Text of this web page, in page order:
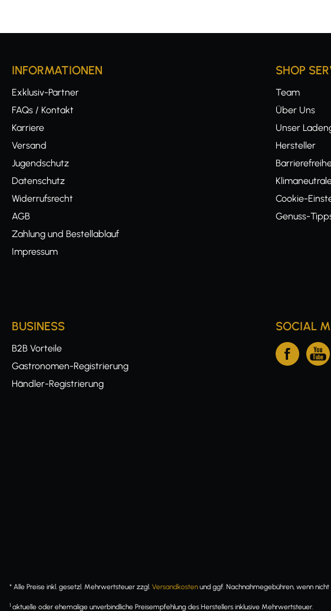
INFORMATIONEN
Exklusiv-Partner
FAQs / Kontakt
Karriere
Versand
Jugendschutz
Datenschutz
Widerrufsrecht
AGB
Zahlung und Bestellablauf
Impressum
SHOP
Team
Über Uns
Unser
Hersteller
Cookie-
Genuss-
BUSINESS
B2B Vorteile
Gastronomen-Registrierung
Händler-Registrierung
SOCIAL
* Alle Preise inkl. gesetzl. Mehrwertsteuer zzgl. Versandkosten und ggf. Nachnahmegebühren, wenn
1 aktuelle oder ehemalige unverbindliche Preisempfehlung des Herstellers inklusive Mehrwertsteuer.